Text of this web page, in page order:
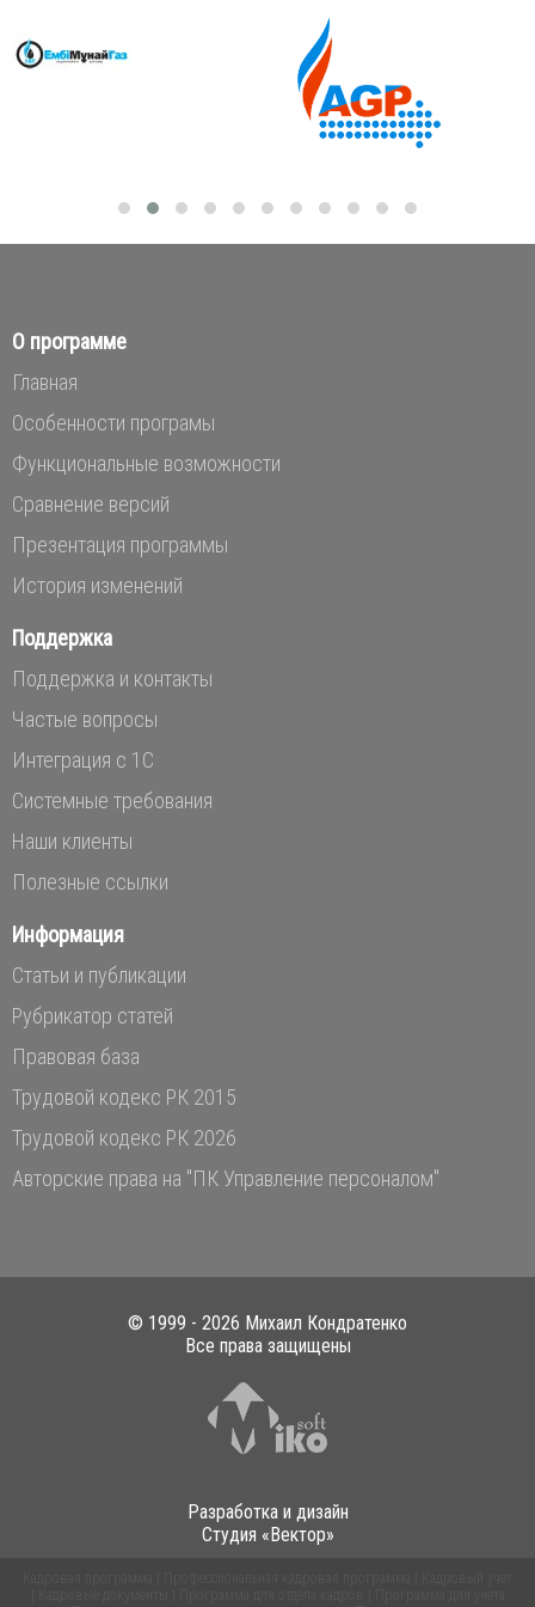
О программе
Главная
Особенности програмы
Функциональные возможности
Сравнение версий
Презентация программы
История изменений
Поддержка
Поддержка и контакты
Частые вопросы
Интеграция с 1С
Системные требования
Наши клиенты
Полезные ссылки
Информация
Статьи и публикации
Рубрикатор статей
Правовая база
Трудовой кодекс РК 2015
Трудовой кодекс РК 2026
Авторские права на "ПК Управление персоналом"
© 1999 - 2026 Михаил Кондратенко
Все права защищены
Разработка и дизайн
Студия «Вектор»